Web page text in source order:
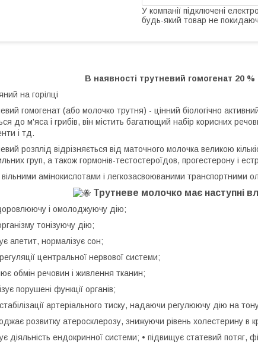
У компанії підключені
будь-який товар не
В наявності трутневий гомогенат 20 %
на горілці
гомогенат (або молочко трутня) - цінний біологічно
до м'яса і грибів, він містить багатющий набір корисних
і тд.
розплід відрізняється від маточного молочка великою
груп, а також гормонів-тестостероїдов, прогестерону і
амінокислотами і легкозасвоюваними транспортними
Трутневе молочко має наступні
і омолоджуючу дію;
тонізуючу дію;
апетит, нормалізує сон;
центральної нервової системи;
обмін речовин і живлення тканин;
порушені функції органів;
артеріального тиску, надаючи регулюючу дію на
розвитку атеросклерозу, знижуючи рівень холестерину в
діяльність ендокринної системи; • підвищує статевий потяг,